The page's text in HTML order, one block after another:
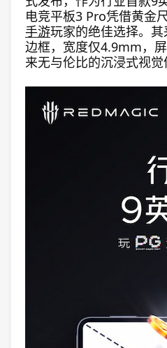
电竞平板3 Pro凭借黄金
手游玩家的绝佳选择。
边框，宽度仅4.9mm，
来无与伦比的沉浸式视觉